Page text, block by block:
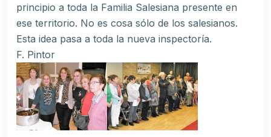
principio a toda la Familia Salesiana presente en
ese territorio. No es cosa sólo de los salesianos.
Esta idea pasa a toda la nueva inspectoría.
F. Pintor